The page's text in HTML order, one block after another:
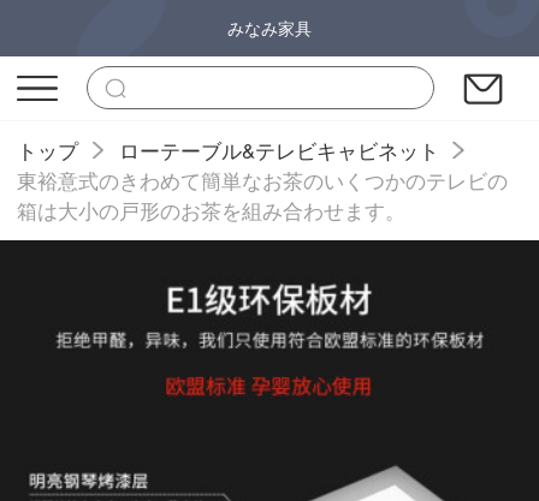
みなみ家具
トップ
ローテーブル&テレビキャビネット
東裕意式のきわめて簡単なお茶のいくつかのテレビの
箱は大小の戸形のお茶を組み合わせます。